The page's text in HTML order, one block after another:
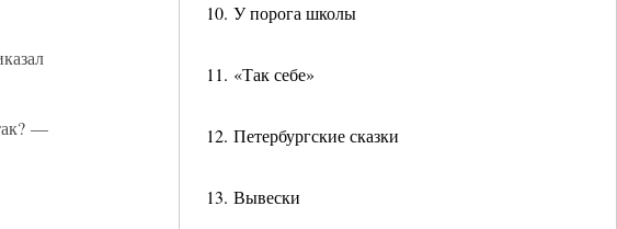
10. У порога школы
11. «Так себе»
12. Петербургские сказки
13. Вывески
—